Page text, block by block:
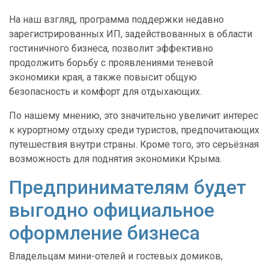
На наш взгляд, программа поддержки недавно
зарегистрированных ИП, задействованных в области
гостиничного бизнеса, позволит эффективно
продолжить борьбу с проявлениями теневой
экономики края, а также повысит общую
безопасность и комфорт для отдыхающих.
По нашему мнению, это значительно увеличит интерес
к курортному отдыху среди туристов, предпочитающих
путешествия внутри страны. Кроме того, это серьёзная
возможность для поднятия экономики Крыма.
Предпринимателям будет
выгодно официальное
оформление бизнеса
Владельцам мини-отелей и гостевых домиков,